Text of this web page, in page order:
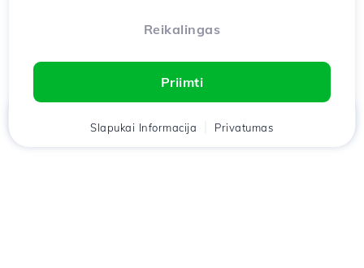
Reikalingas
Priimti
Slapukai Informacija Privatumas
Klientas Krepšelis Pokalbis